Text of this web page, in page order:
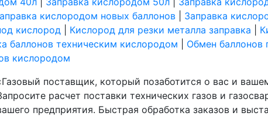
кислородом новых баллонов Заправка
кислород
Кислород для резки металла заправка
баллонов техническим кислородом Обмен баллонов
кислородом
поставщик, который позаботится о вас и
расчет поставки технических газов и
предприятия. Быстрая обработка заказов и